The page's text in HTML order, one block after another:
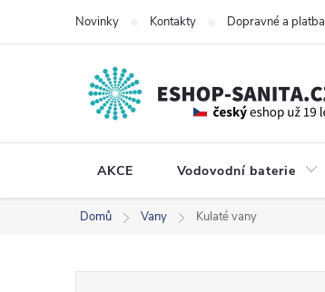
Novinky Kontakty Dopravné a platba
AKCE Vodovodní baterie
Domů Vany Kulaté vany